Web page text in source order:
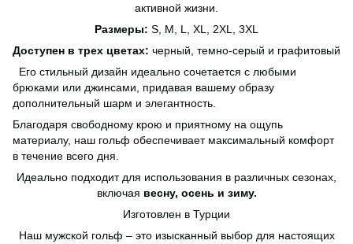
активной жизни.
Размеры: S, M, L, XL, 2XL, 3XL
Доступен в трех цветах: черный, темно-серый и графитовый
Его стильный дизайн идеально сочетается с любыми
брюками или джинсами, придавая вашему образу
дополнительный шарм и элегантность.
Благодаря свободному крою и приятному на ощупь
материалу, наш гольф обеспечивает максимальный комфорт
в течение всего дня.
Идеально подходит для использования в различных сезонах,
включая весну, осень и зиму.
Изготовлен в Турции
Наш мужской гольф – это изысканный выбор для настоящих